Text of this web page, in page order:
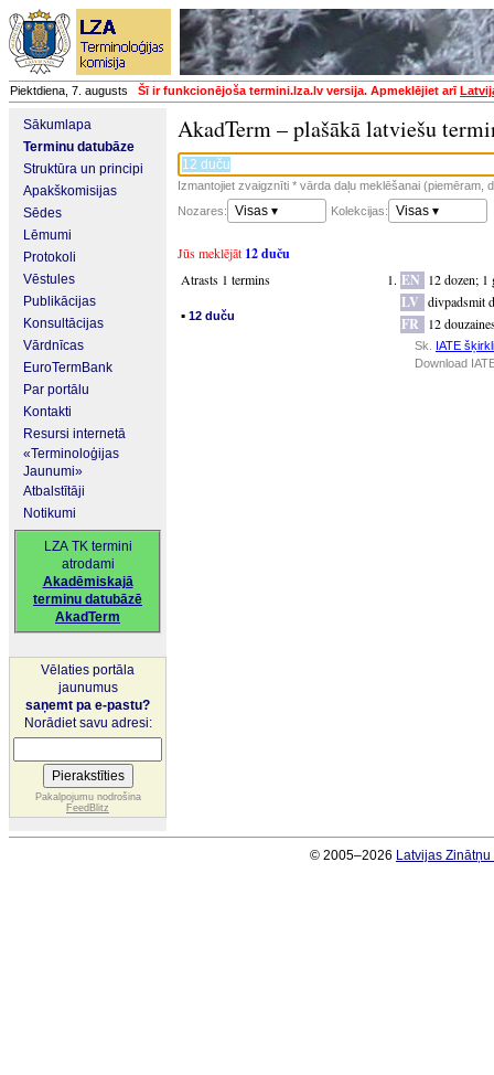
Piektdiena, 7. augusts Šī ir funkcionējoša termini.lza.lv versija. Apmeklējiet arī
Sākumlapa
Terminu datubāze
Struktūra un principi
Apakškomisijas
Sēdes
Lēmumi
Protokoli
Vēstules
Publikācijas
Konsultācijas
Vārdnīcas
EuroTermBank
Par portālu
Kontakti
Resursi internetā
«Terminoloģijas
Jaunumi»
Atbalstītāji
Notikumi
LZA TK termini
atrodami
Akadēmiskajā
terminu datubāzē
AkadTerm
Vēlaties portāla
jaunumus
saņemt pa e-pastu?
Norādiet savu adresi:
Pakalpojumu nodrošina
FeedBlitz
AkadTerm – plašākā latviešu
Izmantojiet zvaigznīti * vārda daļu meklēšanai (piemēram,
Nozares:
Visas ▾ Kolekcijas: Visas ▾
Jūs meklējāt 12 duču
Atrasts 1 termins
▪ 12 duču
EN 12 dozen; 1
LV divpadsmit
FR 12
Sk. IATE šķirkli
Download
© 2005–2026 Latvijas